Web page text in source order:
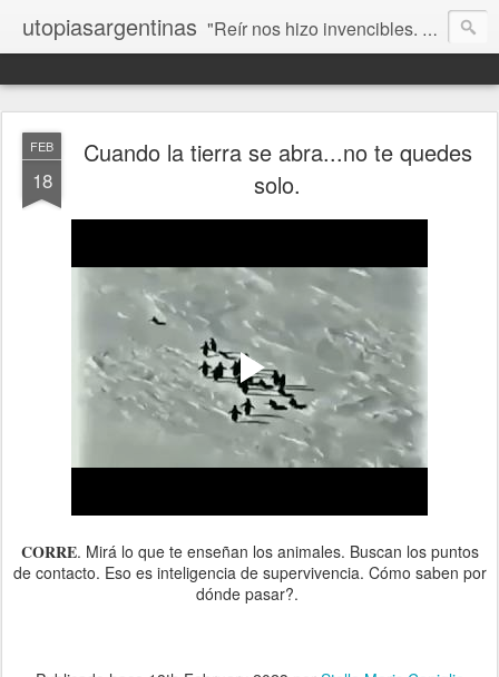
utopiasargentinas "Reír nos hizo invencibles. No como los que siempre ganan, sino como aquellos que no se rinden”. Frida Kahlo
FEB
18
Cuando la tierra se abra...no te quedes
solo.
CORRE. Mirá lo que te enseñan los animales. Buscan los puntos
de contacto. Eso es inteligencia de supervivencia. Cómo saben por
dónde pasar?.